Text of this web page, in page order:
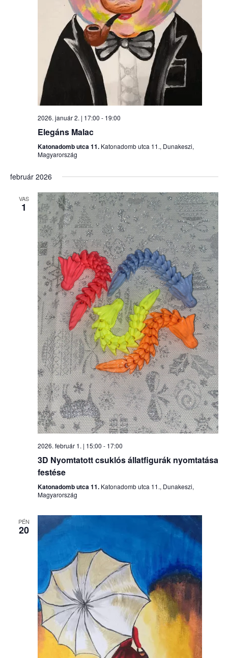
2026. január 2. | 17:00 - 19:00
Elegáns Malac
Katonadomb utca 11. Katonadomb utca 11., Dunakeszi,
Magyarország
február 2026
VAS
1
2026. február 1. | 15:00 - 17:00
3D Nyomtatott csuklós állatfigurák nyomtatása
festése
Katonadomb utca 11. Katonadomb utca 11., Dunakeszi,
Magyarország
PÉN
20